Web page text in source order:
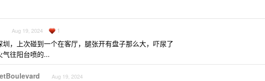
Aug 19, 2024 1
圳，上次碰到一个在客厅，腿张开有盘子那么大，吓尿了
气往阳台喷的...
Aug 19, 2024